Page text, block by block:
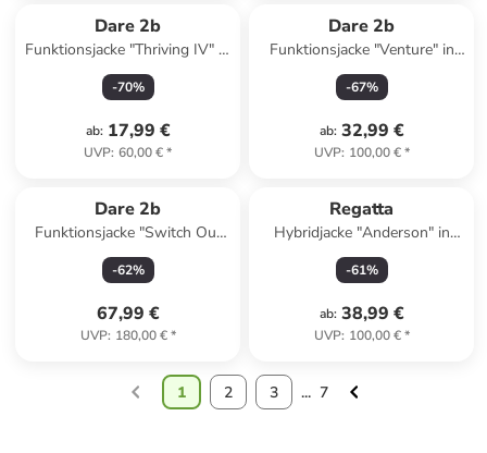
Dare 2b
Funktionsjacke "Thriving IV" in
Hellblau/ Hellgelb
-70%
ab: 17,99 €
UVP: 60,00 €*
Dare 2b
Funktionsjacke "Venture" in
Dunkelblau
-67%
ab: 32,99 €
UVP: 100,00 €*
Dare 2b
Funktionsjacke "Switch Out
III" in Dunkelblau
-62%
67,99 €
UVP: 180,00 €*
Regatta
Hybridjacke "Anderson" in
Hellblau
-61%
ab: 38,99 €
UVP: 100,00 €*
1 2 3 ... 7